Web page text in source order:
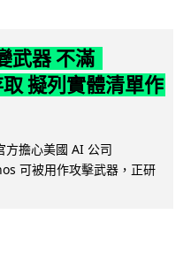
武器 不滿
擬列實體清單作
方擔心美國 AI 公司
可被用作攻擊武器，正研